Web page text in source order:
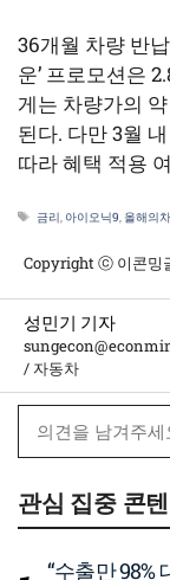
36개월 차량 반
운’ 프로모션은
게는 차량가의
된다. 다만 3월
따라 혜택 적용
태
금리, 아이오닉9, 올해의차
Copyright ⓒ 이콘밍
성민기 기자
/ 자동차
관심 집중 콘
“수출만 98%